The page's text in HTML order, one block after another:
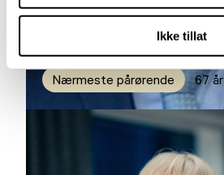
Ikke tillat
Nærmeste pårørende 67 år